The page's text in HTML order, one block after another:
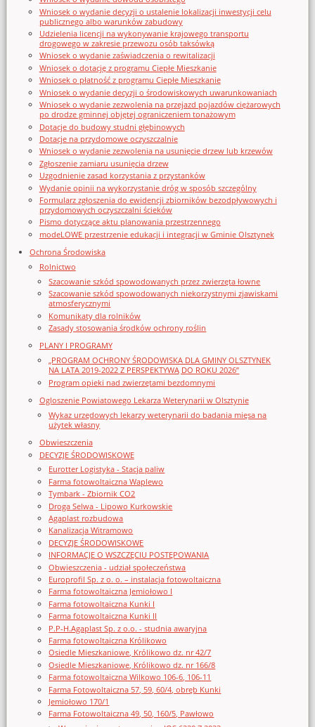
Wniosek o wydanie decyzji o ustalenie lokalizacji inwestycji celu
publicznego albo warunków zabudowy
Udzielenia licencji na wykonywanie krajowego transportu
drogowego w zakresie przewozu osób taksówką
Wniosek o wydanie zaświadczenia o rewitalizacji
Wniosek o dotację z programu Ciepłe Mieszkanie
Wniosek o płatność z programu Ciepłe Mieszkanie
Wniosek o wydanie decyzji o środowiskowych uwarunkowaniach
Wniosek o wydanie zezwolenia na przejazd pojazdów ciężarowych
po drodze gminnej objętej ograniczeniem tonażowym
Dotacje do budowy studni głębinowych
Dotacje na przydomowe oczyszczalnie
Wniosek o wydanie zezwolenia na usunięcie drzew lub krzewów
Zgłoszenie zamiaru usunięcia drzew
Uzgodnienie zasad korzystania z przystanków
Wydanie opinii na wykorzystanie dróg w sposób szczególny
Formularz zgłoszenia do ewidencji zbiorników bezodpływowych i
przydomowych oczyszczalni ścieków
Pismo dotyczące aktu planowania przestrzennego
modeLOWE przestrzenie edukacji i integracji w Gminie Olsztynek
Ochrona Środowiska
Rolnictwo
Szacowanie szkód spowodowanych przez zwierzęta łowne
Szacowanie szkód spowodowanych niekorzystnymi zjawiskami
atmosferycznymi
Komunikaty dla rolników
Zasady stosowania środków ochrony roślin
PLANY I PROGRAMY
„PROGRAM OCHRONY ŚRODOWISKA DLA GMINY OLSZTYNEK
NA LATA 2019-2022 Z PERSPEKTYWĄ DO ROKU 2026”
Program opieki nad zwierzętami bezdomnymi
Ogloszenie Powiatowego Lekarza Weterynarii w Olsztynie
Wykaz urzędowych lekarzy weterynarii do badania mięsa na
użytek własny
Obwieszczenia
DECYZJE ŚRODOWISKOWE
Eurotter Logistyka - Stacja paliw
Farma fotowoltaiczna Waplewo
Tymbark - Zbiornik CO2
Droga Selwa - Lipowo Kurkowskie
Agaplast rozbudowa
Kanalizacja Witramowo
DECYZJE ŚRODOWISKOWE
INFORMACJE O WSZCZĘCIU POSTĘPOWANIA
Obwieszczenia - udział społeczeństwa
Europrofil Sp. z o. o. – instalacja fotowoltaiczna
Farma fotowoltaiczna Jemiołowo I
Farma fotowoltaiczna Kunki I
Farma fotowoltaiczna Kunki II
P.P-H.Agaplast Sp. z o.o. - studnia awaryjna
Farma fotowoltaiczna Królikowo
Osiedle Mieszkaniowe, Królikowo dz. nr 42/7
Osiedle Mieszkaniowe, Królikowo dz. nr 166/8
Farma fotowoltaiczna Wilkowo 106-6, 106-11
Farma Fotowoltaiczna 57, 59, 60/4, obręb Kunki
Jemiołowo 170/1
Farma Fotowoltaiczna 49, 50, 160/5, Pawłowo